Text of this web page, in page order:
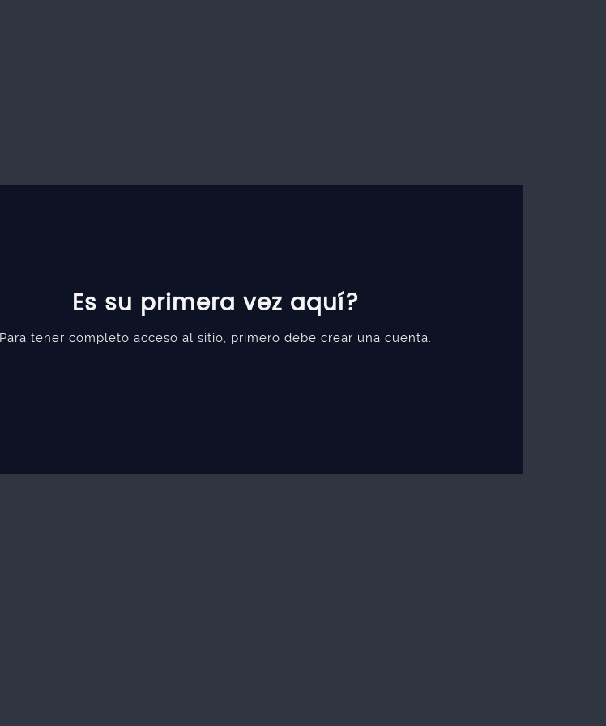
Es su primera vez aquí?
Para tener completo acceso al sitio, primero debe crear una cuenta.